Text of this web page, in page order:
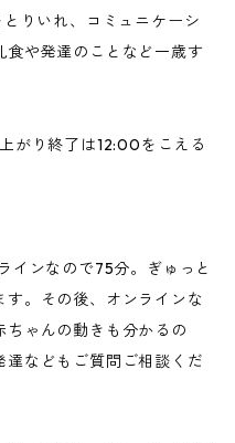
りいれ、コミュニケーシ
食や発達のことなど一歳す
がり終了は12:00をこえる
インなので75分。ぎゅっと
。その後、オンラインな
ちゃんの動きも分かるの
達などもご質問ご相談くだ